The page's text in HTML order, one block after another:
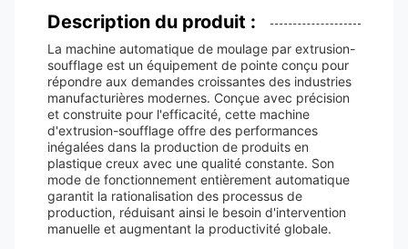
Description du produit :
La machine automatique de moulage par extrusion-
soufflage est un équipement de pointe conçu pour
répondre aux demandes croissantes des industries
manufacturières modernes. Conçue avec précision
et construite pour l'efficacité, cette machine
d'extrusion-soufflage offre des performances
inégalées dans la production de produits en
plastique creux avec une qualité constante. Son
mode de fonctionnement entièrement automatique
garantit la rationalisation des processus de
production, réduisant ainsi le besoin d'intervention
manuelle et augmentant la productivité globale.